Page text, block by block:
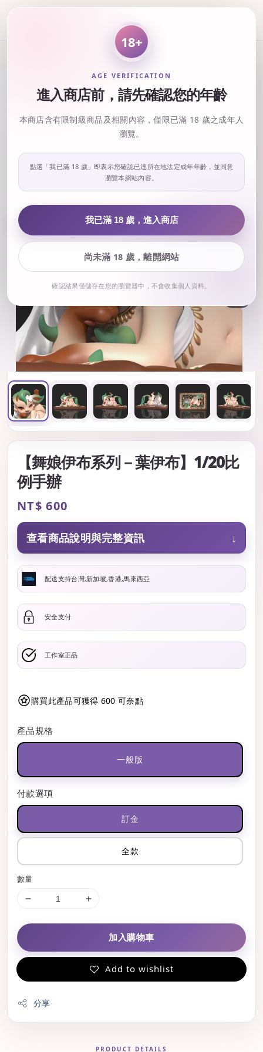
18+
AGE VERIFICATION
進入商店前，請先確認您的年齡
本商店含有限制級商品及相關內容，僅限已滿 18 歲之成年人
瀏覽。
點選「我已滿 18 歲」即表示您確認已達所在地法定成年年齡，並同意
瀏覽本網站內容。
我已滿 18 歲，進入商店
尚未滿 18 歲，離開網站
確認結果僅儲存在您的瀏覽器中，不會收集個人資料。
‹
【舞娘伊布系列－葉伊布】1/20比
例手辦
Regular
price
NT$ 600
查看商品說明與完整資訊 ↓
配送支持台灣,新加坡,香港,馬來西亞
安全支付
工作室正品
購買此產品可獲得 600 可奈點
產品規格
一般版
付款選項
訂金
全款
數量
加入購物車
Add to wishlist
分享
PRODUCT DETAILS